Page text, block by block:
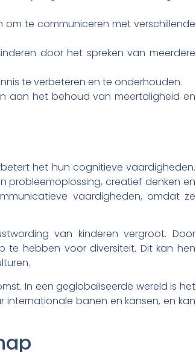
te communiceren met verschillende
door het spreken van meerdere
te verbeteren en te onderhouden.
aan het behoud van meertaligheid en
het hun cognitieve vaardigheden.
probleemoplossing, creatief denken en
vaardigheden, omdat ze
van kinderen vergroot. Door
te hebben voor diversiteit. Dit kan hen
In een geglobaliseerde wereld is het
banen en kansen, en kan